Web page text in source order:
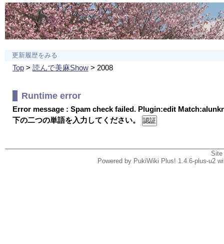
更新履歴をみる
Top> 読んで美麻Show> 2008
Runtime error
Error message : Spam check failed. Plugin:edit
下の二つの単語を入力してください。
Powered by PukiWiki Plus! 1.4.6-plus-u2